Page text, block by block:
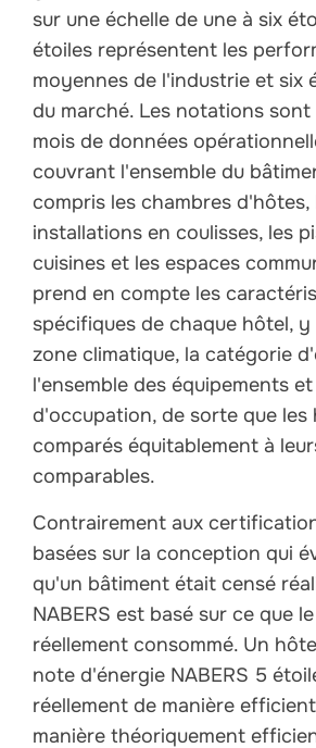
sur une échelle de une à six
étoiles représentent les
moyennes de l'industrie et six
du marché. Les notations sont
mois de données
couvrant l'ensemble du
compris les chambres d'hôtes,
installations en coulisses, les
cuisines et les espaces
prend en compte les
spécifiques de chaque hôtel, y
zone climatique, la catégorie
l'ensemble des équipements
d'occupation, de sorte que les
comparés équitablement à
comparables.
Contrairement aux
basées sur la conception qui
qu'un bâtiment était censé
NABERS est basé sur ce que
réellement consommé. Un
note d'énergie NABERS 5
réellement de manière
manière théoriquement